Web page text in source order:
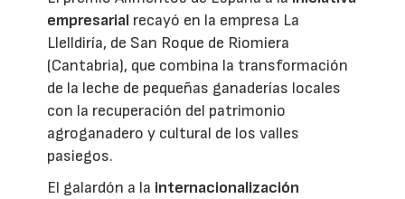
empresarial recayó en la empresa La
Llelldiría, de San Roque de Riomiera
(Cantabria), que combina la transformación
de la leche de pequeñas ganaderías locales
con la recuperación del patrimonio
agroganadero y cultural de los valles
pasiegos.
El galardón a la internacionalización